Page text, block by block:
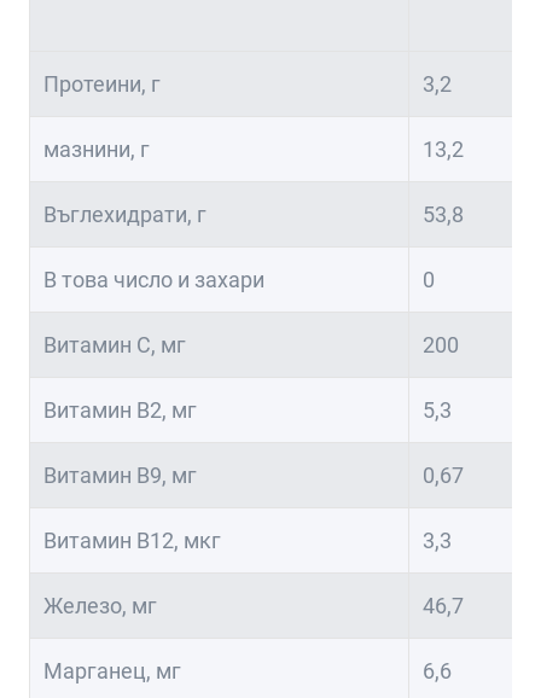
Протеини, г 3,2
мазнини, г 13,2
Въглехидрати, г 53,8
В това число и захари 0
Витамин С, мг 200
Витамин В2, мг 5,3
Витамин В9, мг 0,67
Витамин В12, мкг 3,3
Железо, мг 46,7
Марганец, мг 6,6